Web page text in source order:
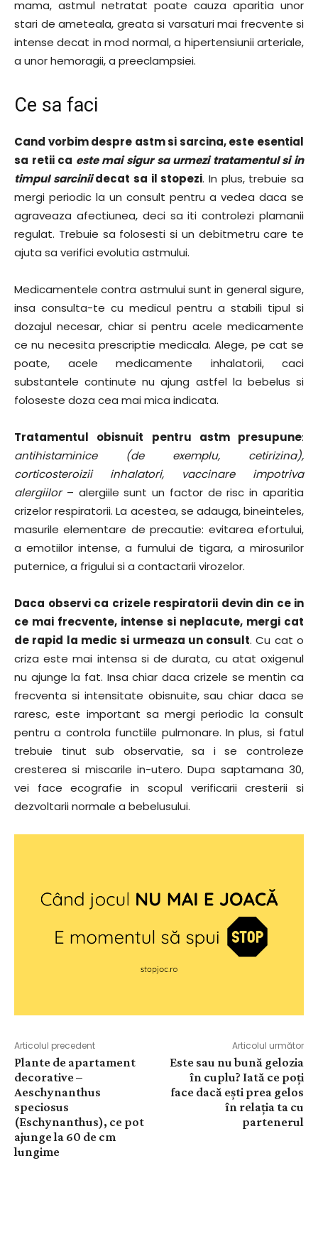
mama, astmul netratat poate cauza aparitia unor
stari de ameteala, greata si varsaturi mai frecvente si
intense decat in mod normal, a hipertensiunii arteriale,
a unor hemoragii, a preeclampsiei.
Ce sa faci
Cand vorbim despre astm si sarcina, este esential
sa retii ca este mai sigur sa urmezi tratamentul si in
timpul sarciniidecat sa il stopezi. In plus, trebuie sa
mergi periodic la un consult pentru a vedea daca se
agraveaza afectiunea, deci sa iti controlezi plamanii
regulat. Trebuie sa folosesti si un debitmetru care te
ajuta sa verifici evolutia astmului.
Medicamentele contra astmului sunt in general sigure,
insa consulta-te cu medicul pentru a stabili tipul si
dozajul necesar, chiar si pentru acele medicamente
ce nu necesita prescriptie medicala. Alege, pe cat se
poate, acele medicamente inhalatorii, caci
substantele continute nu ajung astfel la bebelus si
foloseste doza cea mai mica indicata.
Tratamentul obisnuit pentru astm presupune:
antihistaminice (de exemplu, cetirizina),
corticosteroizii inhalatori, vaccinare impotriva
alergiilor– alergiile sunt un factor de risc in aparitia
crizelor respiratorii. La acestea, se adauga, bineinteles,
masurile elementare de precautie: evitarea efortului,
a emotiilor intense, a fumului de tigara, a mirosurilor
puternice, a frigului si a contactarii virozelor.
Daca observi ca crizele respiratorii devin din ce in
ce mai frecvente, intense si neplacute, mergi cat
de rapid la medic si urmeaza un consult. Cu cat o
criza este mai intensa si de durata, cu atat oxigenul
nu ajunge la fat. Insa chiar daca crizele se mentin ca
frecventa si intensitate obisnuite, sau chiar daca se
raresc, este important sa mergi periodic la consult
pentru a controla functiile pulmonare. In plus, si fatul
trebuie tinut sub observatie, sa i se controleze
cresterea si miscarile in-utero. Dupa saptamana 30,
vei face ecografie in scopul verificarii cresterii si
dezvoltarii normale a bebelusului.
Articolul precedent
Plante de apartament
decorative –
Aeschynanthus
speciosus
(Eschynanthus), ce pot
ajunge la 60 de cm
lungime
Articolul următor
Este sau nu bună gelozia
în cuplu? Iată ce poți
face dacă ești prea gelos
în relația ta cu
partenerul